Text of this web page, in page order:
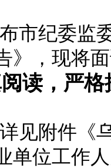
市纪委监
》 ，现将
读，严
见附件《
单位工作